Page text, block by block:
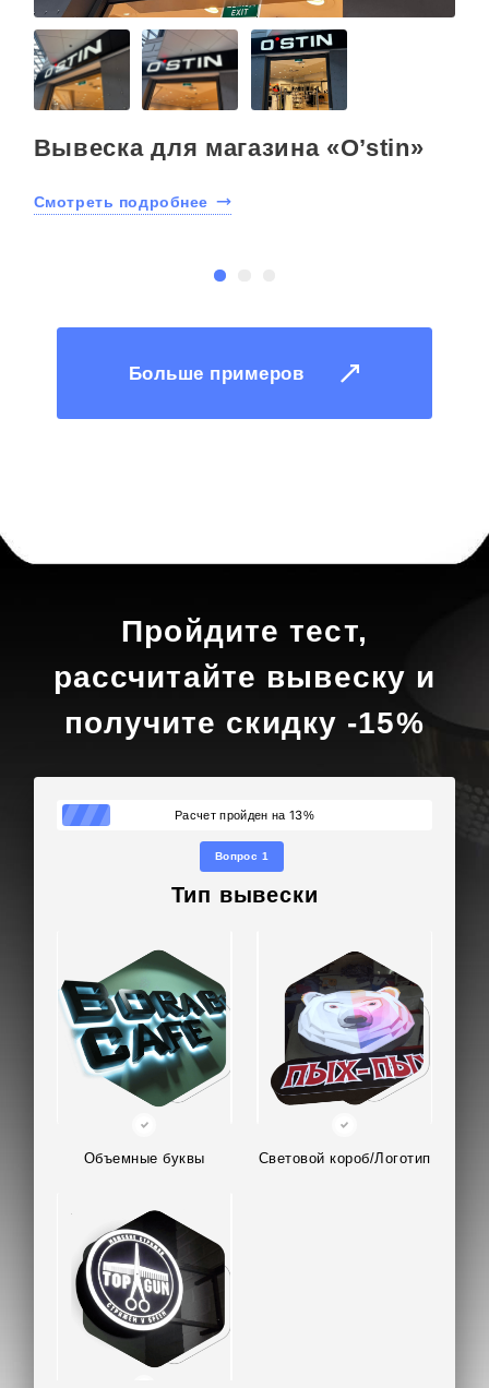
Вывеска для магазина «O’stin»
Смотреть подробнее
Больше примеров
Пройдите тест,
рассчитайте вывеску и
получите скидку -15%
Расчет пройден на 13%
Вопрос 1
Тип вывески
Объемные буквы Световой короб/Логотип